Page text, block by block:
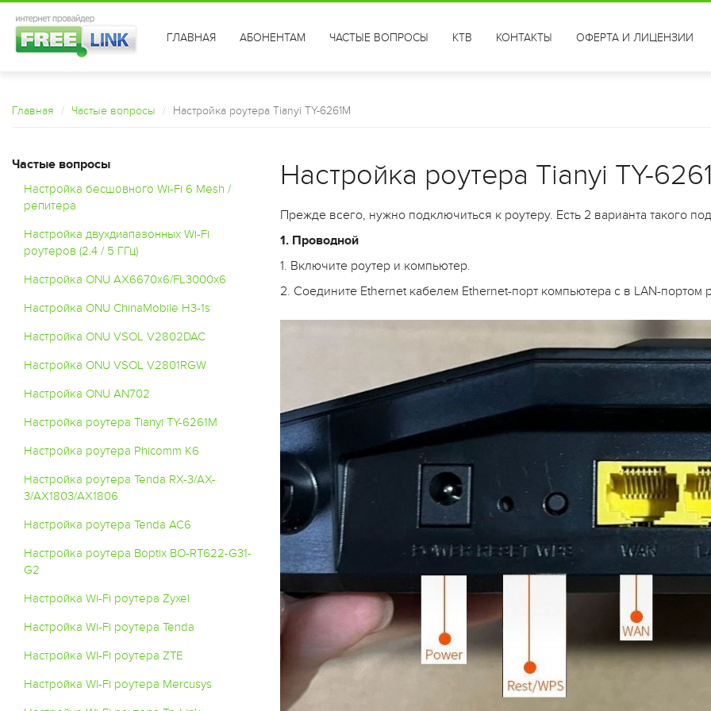
ГЛАВНАЯ АБОНЕНТАМ ЧАСТЫЕ ВОПРОСЫ КТВ КОНТАКТЫ ОФЕРТА И ЛИЦЕНЗИИ
Главная Частые вопросы Настройка роутера Tianyi TY-6261M
Частые вопросы
Настройка бесшовного Wi-Fi 6 Mesh /
репитера
Настройка двухдиапазонных Wi-Fi
роутеров (2.4 / 5 ГГц)
Настройка ONU AX6670x6/FL3000x6
Настройка ONU ChinaMobile H3-1s
Настройка ONU VSOL V2802DAC
Настройка ONU VSOL V2801RGW
Настройка ONU AN702
Настройка роутера Tianyi TY-6261M
Настройка роутера Phicomm K6
Настройка роутера Tenda RX-3/AX-
3/AX1803/AX1806
Настройка роутера Tenda AC6
Настройка роутера Boptix BO-RT622-G31-
G2
Настройка Wi-Fi роутера Zyxel
Настройка Wi-Fi роутера Tenda
Настройка WI-Fi роутера ZTE
Настройка WI-Fi роутера Mercusys
Настройка роутера Tianyi TY-
Прежде всего, нужно подключиться к роутеру. Есть 2 варианта такого
1. Проводной
1. Включите роутер и компьютер.
2. Соедините Ethernet кабелем Ethernet-порт компьютера с в LAN-портом